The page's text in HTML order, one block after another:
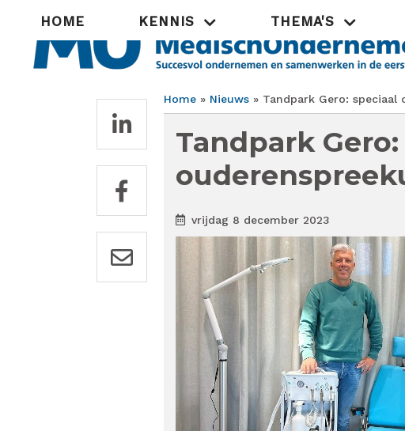
Hoofdnavigatie
HOME KENNIS THEMA'S
Home Nieuws Tandpark Gero:
Tandpark
vrijdag 8 december 2023